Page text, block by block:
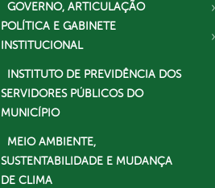
GOVERNO, ARTICULAÇÃO
POLÍTICA E GABINETE
INSTITUCIONAL
INSTITUTO DE PREVIDÊNCIA DOS
SERVIDORES PÚBLICOS DO
MUNICÍPIO
MEIO AMBIENTE,
SUSTENTABILIDADE E MUDANÇA
DE CLIMA